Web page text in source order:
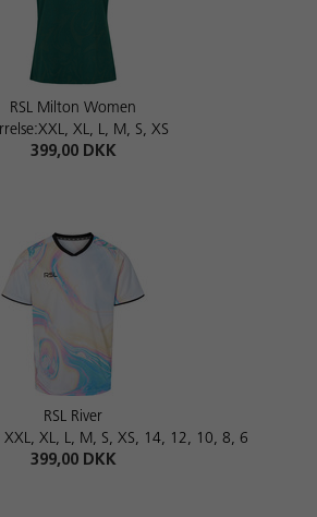
RSL Milton Women
XL, L, M, S, XS
399,00 DKK
RSL River
XXL, XL, L, M, S, XS, 14, 12, 10, 8, 6
399,00 DKK